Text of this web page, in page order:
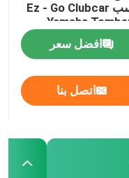
تناسب Ez - Go Clubcar
Yamaha
افضل سعر
اتصل بنا